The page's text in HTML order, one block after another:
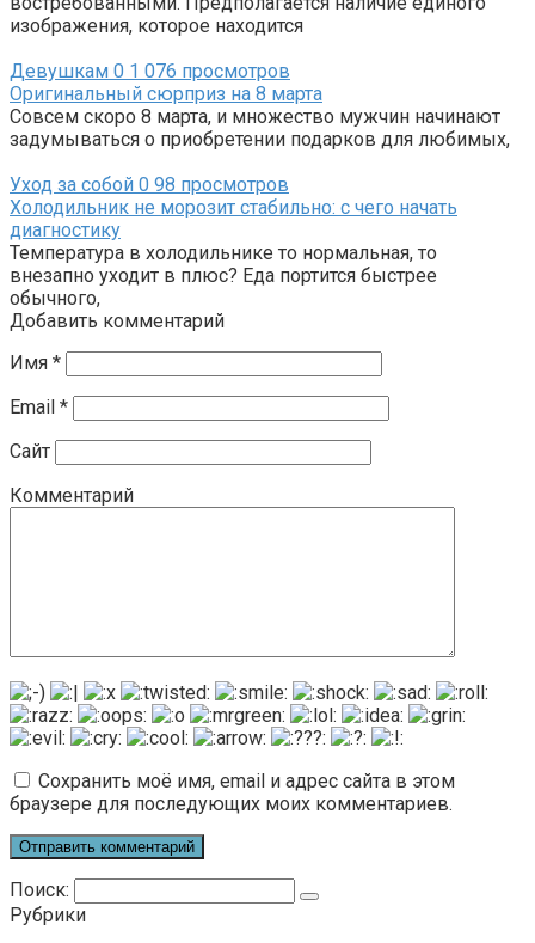
изображения, которое находится
Девушкам 0 1 076 просмотров
Оригинальный сюрприз на 8 марта
Совсем скоро 8 марта, и множество мужчин начинают
задумываться о приобретении подарков для любимых,
Уход за собой 0 98 просмотров
Холодильник не морозит стабильно: с чего начать
диагностику
Температура в холодильнике то нормальная, то
внезапно уходит в плюс? Еда портится быстрее
обычного,
Добавить комментарий
Имя *
Email *
Сайт
Комментарий
Сохранить моё имя, email и адрес сайта в этом
браузере для последующих моих комментариев.
Поиск:
Рубрики